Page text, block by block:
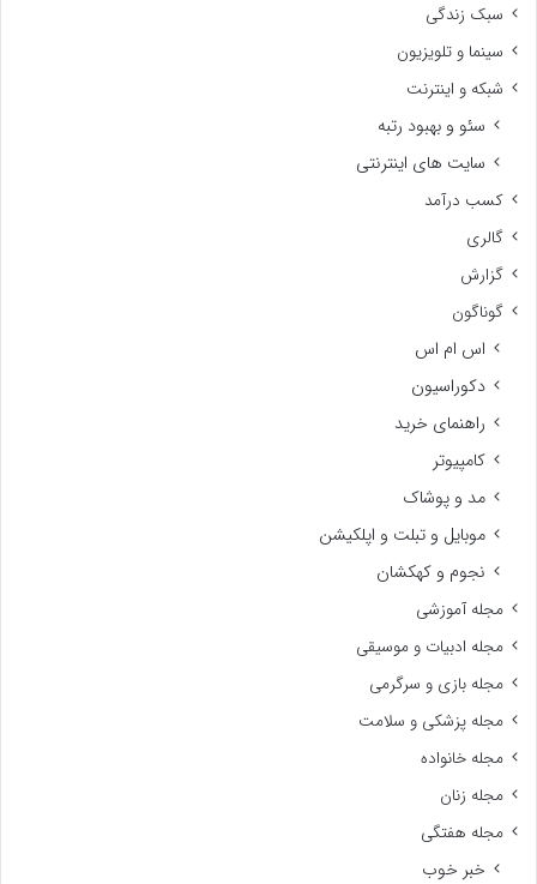
سبک زندگی
سینما و تلویزیون
شبکه و اینترنت
سئو و بهبود رتبه
سایت های اینترنتی
کسب درآمد
گالری
گزارش
گوناگون
اس ام اس
دکوراسیون
راهنمای خرید
کامپیوتر
مد و پوشاک
موبایل و تبلت و اپلکیشن
نجوم و کهکشان
مجله آموزشی
مجله ادبیات و موسیقی
مجله بازی و سرگرمی
مجله پزشکی و سلامت
مجله خانواده
مجله زنان
مجله هفتگی
خبر خوب